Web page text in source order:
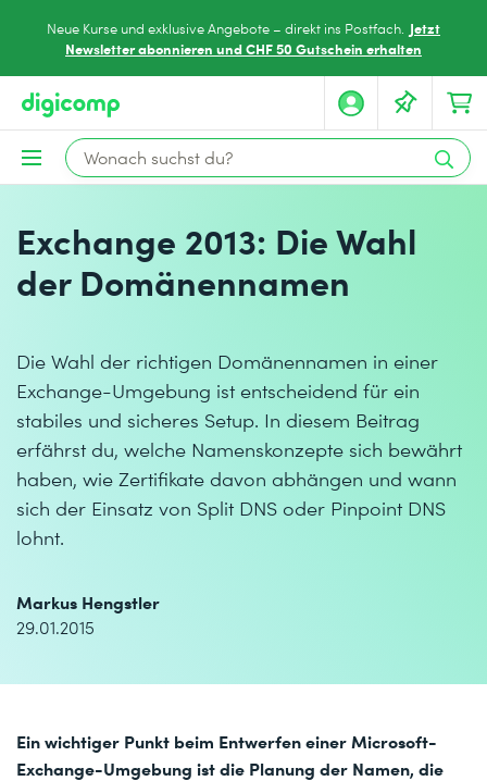
Neue Kurse und exklusive Angebote – direkt ins Postfach. Jetzt
Newsletter abonnieren und CHF 50 Gutschein erhalten
Exchange 2013: Die Wahl
der Domänennamen
Die Wahl der richtigen Domänennamen in einer
Exchange-Umgebung ist entscheidend für ein
stabiles und sicheres Setup. In diesem Beitrag
erfährst du, welche Namenskonzepte sich bewährt
haben, wie Zertifikate davon abhängen und wann
sich der Einsatz von Split DNS oder Pinpoint DNS
lohnt.
Markus Hengstler
29.01.2015
Ein wichtiger Punkt beim Entwerfen einer Microsoft-
Exchange-Umgebung ist die Planung der Namen, die